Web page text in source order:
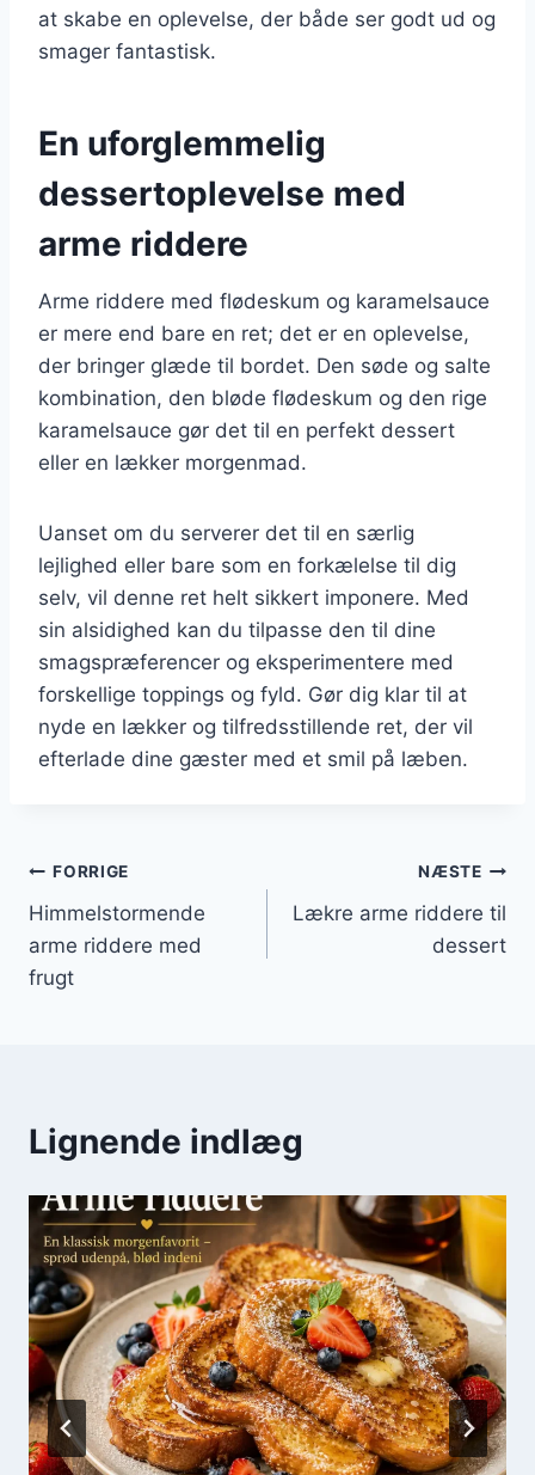
at skabe en oplevelse, der både ser godt ud og
smager fantastisk.
En uforglemmelig
dessertoplevelse med
arme riddere
Arme riddere med flødeskum og karamelsauce
er mere end bare en ret; det er en oplevelse,
der bringer glæde til bordet. Den søde og salte
kombination, den bløde flødeskum og den rige
karamelsauce gør det til en perfekt dessert
eller en lækker morgenmad.
Uanset om du serverer det til en særlig
lejlighed eller bare som en forkælelse til dig
selv, vil denne ret helt sikkert imponere. Med
sin alsidighed kan du tilpasse den til dine
smagspræferencer og eksperimentere med
forskellige toppings og fyld. Gør dig klar til at
nyde en lækker og tilfredsstillende ret, der vil
efterlade dine gæster med et smil på læben.
Indlægsnavigation
FORRIGE
Himmelstormende
arme riddere med
frugt
NÆSTE
Lækre arme riddere til
dessert
Lignende indlæg